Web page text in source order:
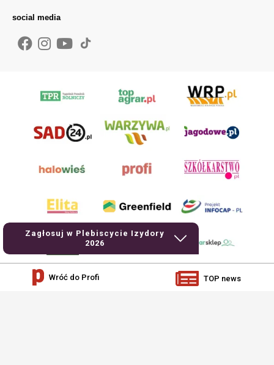
Zagłosuj w Plebiscycie Izydory
2026
social media
Wróć do Profi TOP news